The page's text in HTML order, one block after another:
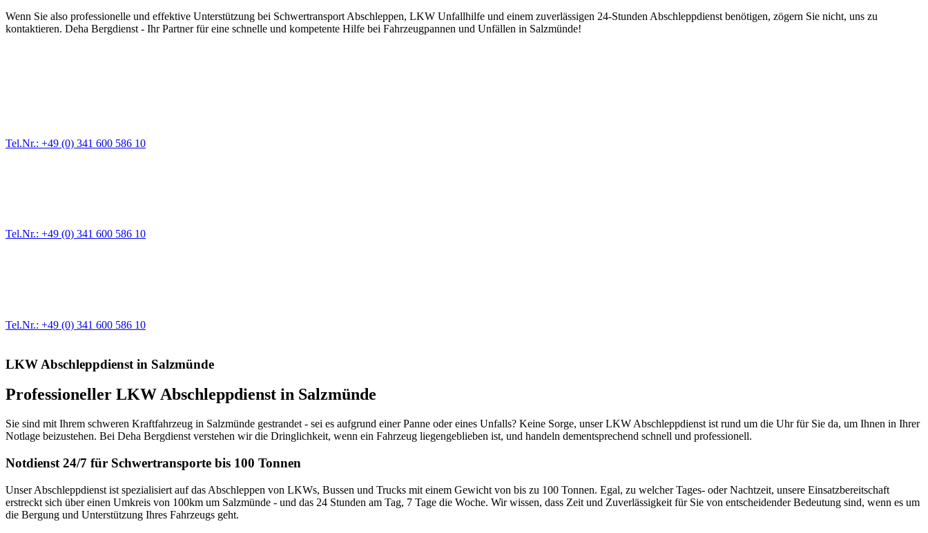
Wenn Sie also professionelle und effektive Unterstützung bei Schwertransport Abschleppen, LKW Unfallhilfe und einem zuverlässigen 24-Stunden Abschleppdienst benötigen, zögern Sie nicht, uns zu
kontaktieren. Deha Bergdienst - Ihr Partner für eine schnelle und kompetente Hilfe bei Fahrzeugpannen und Unfällen in Salzmünde!
Tel.Nr.: +49 (0) 341 600 586 10
Tel.Nr.: +49 (0) 341 600 586 10
Tel.Nr.: +49 (0) 341 600 586 10
LKW Abschleppdienst in Salzmünde
Professioneller LKW Abschleppdienst in Salzmünde
Sie sind mit Ihrem schweren Kraftfahrzeug in Salzmünde gestrandet - sei es aufgrund einer Panne oder eines Unfalls? Keine Sorge, unser LKW Abschleppdienst ist rund um die Uhr für Sie da, um Ihnen in Ihrer
Notlage beizustehen. Bei Deha Bergdienst verstehen wir die Dringlichkeit, wenn ein Fahrzeug liegengeblieben ist, und handeln dementsprechend schnell und professionell.
Notdienst 24/7 für Schwertransporte bis 100 Tonnen
Unser Abschleppdienst ist spezialisiert auf das Abschleppen von LKWs, Bussen und Trucks mit einem Gewicht von bis zu 100 Tonnen. Egal, zu welcher Tages- oder Nachtzeit, unsere Einsatzbereitschaft
erstreckt sich über einen Umkreis von 100km um Salzmünde - und das 24 Stunden am Tag, 7 Tage die Woche. Wir wissen, dass Zeit und Zuverlässigkeit für Sie von entscheidender Bedeutung sind, wenn es um
die Bergung und Unterstützung Ihres Fahrzeugs geht.